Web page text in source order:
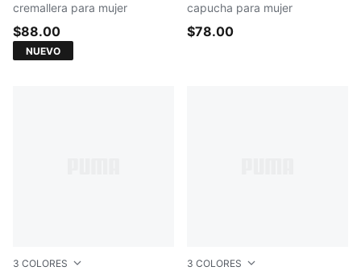
cremallera para mujer
$88.00
NUEVO
capucha para mujer
$78.00
3 COLORES 3 COLORES